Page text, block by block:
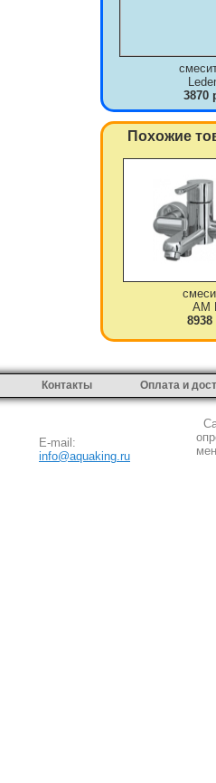
3870
Похожие
AM
8938
Контакты Оплата и
E-mail:
info@aquaking.ru